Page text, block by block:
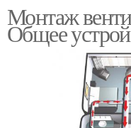
Монтаж
Общее